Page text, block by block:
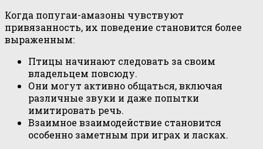
Когда попугаи-амазоны чувствуют
привязанность, их поведение становится более
выраженным:
Птицы начинают следовать за своим
владельцем повсюду.
Они могут активно общаться, включая
различные звуки и даже попытки
имитировать речь.
Взаимное взаимодействие становится
особенно заметным при играх и ласках.